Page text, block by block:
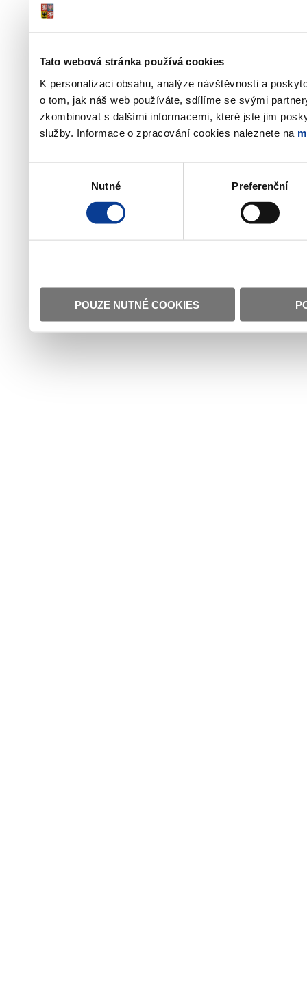
Tato webová stránka používá cookies
K personalizaci obsahu, analýze návštěvnosti a
o tom, jak náš web používáte, sdílíme se svými
zkombinovat s dalšími informacemi, které jste jim
služby. Informace o zpracování cookies naleznete na
Nutné Preferenční
POUZE NUTNÉ COOKIES